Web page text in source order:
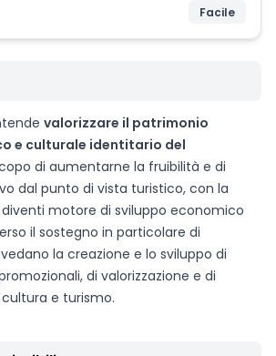
Facile
valorizzare il patrimonio
e culturale identitario del
di aumentarne la fruibilità e di
dal punto di vista turistico, con la
motore di sviluppo economico
il sostegno in particolare di
la creazione e lo sviluppo di
di valorizzazione e di
e turismo.